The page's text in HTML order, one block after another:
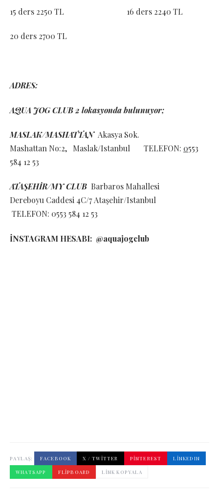
15 ders 2250 TL 16 ders 2240 TL
20 ders 2700 TL
ADRES:
AQUA JOG CLUB 2 lokasyonda bulunuyor;
MASLAK/MASHATTAN Akasya Sok.
Mashattan No:2, Maslak/Istanbul TELEFON: 0553
584 12 53
ATAŞEHİR/MY CLUB Barbaros Mahallesi
Dereboyu Caddesi 4C/7 Ataşehir/Istanbul
TELEFON: 0553 584 12 53
İNSTAGRAM HESABI: @aquajogclub
PAYLAŞ: FACEBOOK X / TWITTER PINTEREST
LINKEDIN
WHATSAPP
FLIPBOARD LINK KOPYALA